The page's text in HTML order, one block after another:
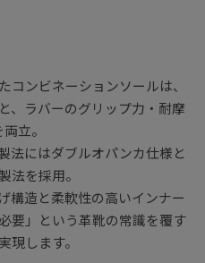
コンビネーションソールは、
、ラバーのグリップ力・耐摩
立。
法にはダブルオパンカ仕様と
法を採用。
構造と柔軟性の高いインナー
要」という革靴の常識を覆す
現します。